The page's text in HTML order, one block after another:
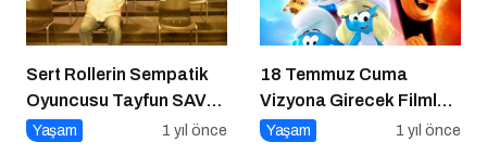
Sert Rollerin Sempatik
Oyuncusu Tayfun SAV
ile Söyleşi
Yaşam 1 yıl önce
18 Temmuz Cuma
Vizyona Girecek Filmler
Belli Oldu
Yaşam 1 yıl önce